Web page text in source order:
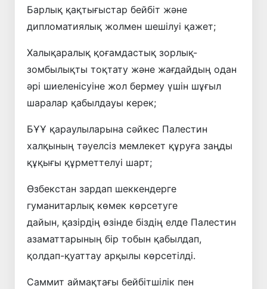
Барлық қақтығыстар бейбіт және
дипломатиялық жолмен шешілуі қажет;
Халықаралық қоғамдастық зорлық-
зомбылықты тоқтату және жағдайдың одан
әрі шиеленісуіне жол бермеу үшін шұғыл
шаралар қабылдауы керек;
БҰҰ қараулыларына сәйкес Палестин
халқының тәуелсіз мемлекет құруға заңды
құқығы құрметтелуі шарт;
Өзбекстан зардап шеккендерге
гуманитарлық көмек көрсетуге
дайын, қазірдің өзінде біздің елде Палестин
азаматтарының бір тобын қабылдап,
қолдап-қуаттау арқылы көрсетілді.
Саммит аймақтағы бейбітшілік пен